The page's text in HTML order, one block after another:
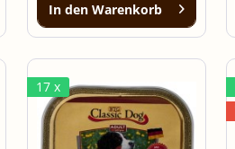
In den Warenkorb
17 x